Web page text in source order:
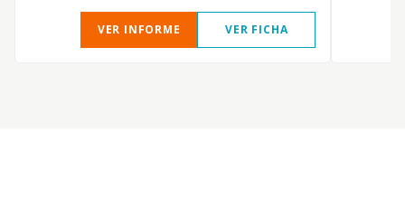
VER INFORME VER FICHA